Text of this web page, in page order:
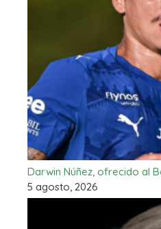
Darwin Núñez, ofrecido al
5 agosto, 2026